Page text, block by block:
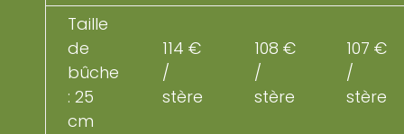
Taille
de
bûche
: 25
cm
114 €
/
stère
108 €
/
stère
107 €
/
stère